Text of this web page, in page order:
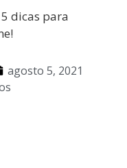
dicas para
agosto 5, 2021